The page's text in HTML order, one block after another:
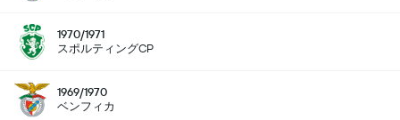
1970/1971
スポルティングCP
1969/1970
ベンフィカ